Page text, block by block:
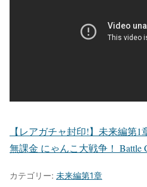
【レアガチャ封印!】未来編第1
無課金 にゃんこ大戦争！ Battle
カテゴリー: 未来編第1章